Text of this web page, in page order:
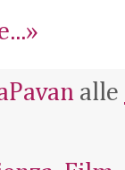
alle